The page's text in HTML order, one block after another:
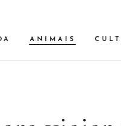
ANIMAIS